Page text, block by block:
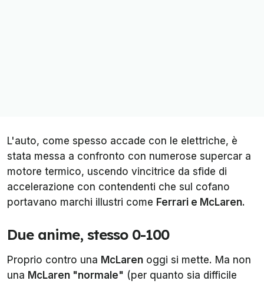
L'auto, come spesso accade con le elettriche, è
stata messa a confronto con numerose supercar a
motore termico, uscendo vincitrice da sfide di
accelerazione con contendenti che sul cofano
portavano marchi illustri come Ferrari e McLaren.
Due anime, stesso 0-100
Proprio contro una McLaren oggi si mette. Ma non
una McLaren "normale" (per quanto sia difficile